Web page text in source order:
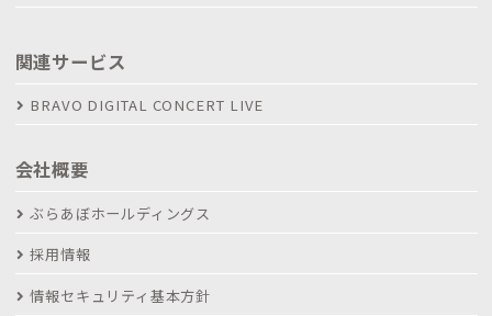
関連サービス
BRAVO DIGITAL CONCERT LIVE
会社概要
ぶらあぼホールディングス
採用情報
情報セキュリティ基本方針